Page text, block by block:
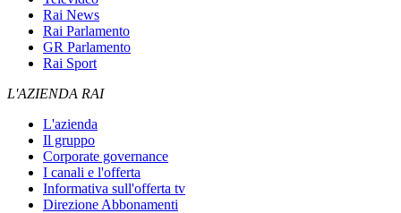
Rai News
Rai Parlamento
GR Parlamento
Rai Sport
L'AZIENDA RAI
L'azienda
Il gruppo
Corporate governance
I canali e l'offerta
Informativa sull'offerta tv
Direzione Abbonamenti